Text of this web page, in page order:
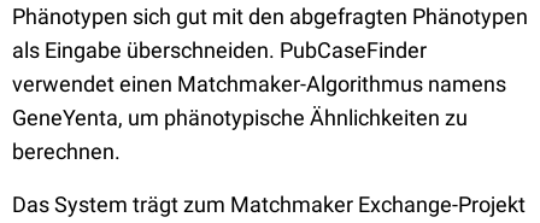
Phänotypen sich gut mit den abgefragten Phänotypen
als Eingabe überschneiden. PubCaseFinder
verwendet einen Matchmaker-Algorithmus namens
GeneYenta, um phänotypische Ähnlichkeiten zu
berechnen.
Das System trägt zum Matchmaker Exchange-Projekt